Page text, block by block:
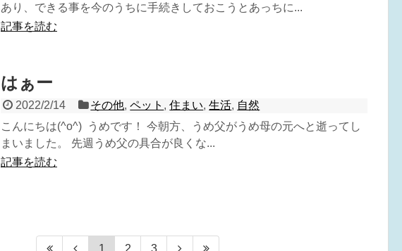
あり、できる事を今のうちに手続きしておこうとあっちに...
記事を読む
はぁー
2022/2/14 その他,ペット ,住まい,生活, 自然
こんにちは(^o^) うめです！ 今朝方、うめ父がうめ母の元へと逝ってし
まいました。 先週うめ父の具合が良くな...
記事を読む
1 2 3